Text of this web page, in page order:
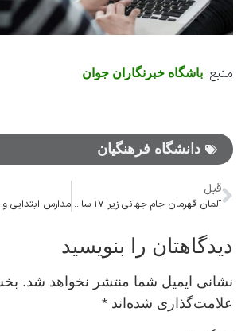
منبع: باشگاه خبرنگاران جوان
دانشگاه فرهنگیان
قبل
آلمان قهرمان جام جهانی زیر ۱۷ سال شد
دیدگاهتان را بنویسید
نشانی ایمیل شما منتشر نخواهد شد.
علامت‌گذاری شده‌اند *